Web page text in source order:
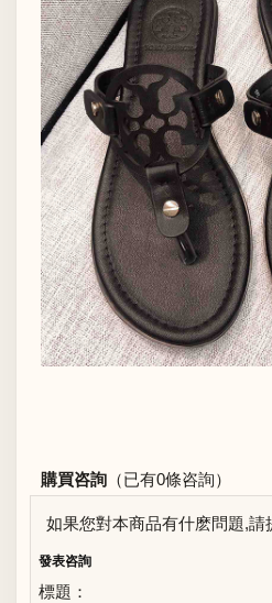
購買咨詢 （已有0條咨詢）
如果您對本商品有什麽問題,請
發表咨詢
標題：